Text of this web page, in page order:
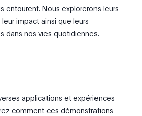
entourent. Nous explorerons leurs
impact ainsi que leurs
dans nos vies quotidiennes.
applications et expériences
comment ces démonstrations